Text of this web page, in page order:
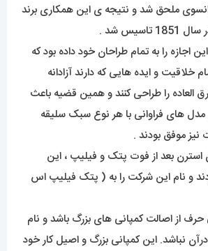
ملحق شد و نتیجه ی این همکاری برند
شد .
اجازه را به تمام طراحان خود داده بود که
خلاقیت و ایده هایی که دارند آزادانه
را طراحی کنند و همین قضیه باعث
های فراوانی با هر نوع سبک سلیقه
موفق بودند .
برادران استرن بعد از فوت پتک و فیلیپ ، این
و نام این شرکت را به ( پتک فیلیپ اس
از اصالت کمپانی های بزرگ باشد و نام
نباشد. این کمپانی بزرگ و اصیل کار خود